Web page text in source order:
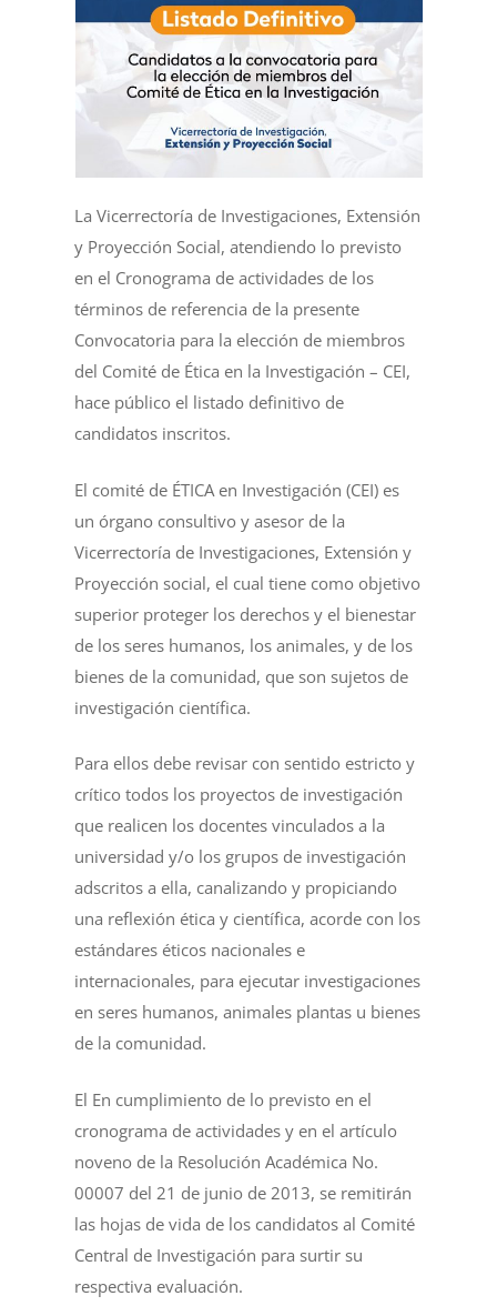
La Vicerrectoría de Investigaciones, Extensión
y Proyección Social, atendiendo lo previsto
en el Cronograma de actividades de los
términos de referencia de la presente
Convocatoria para la elección de miembros
del Comité de Ética en la Investigación – CEI,
hace público el listado definitivo de
candidatos inscritos.
El comité de ÉTICA en Investigación (CEI) es
un órgano consultivo y asesor de la
Vicerrectoría de Investigaciones, Extensión y
Proyección social, el cual tiene como objetivo
superior proteger los derechos y el bienestar
de los seres humanos, los animales, y de los
bienes de la comunidad, que son sujetos de
investigación científica.
Para ellos debe revisar con sentido estricto y
crítico todos los proyectos de investigación
que realicen los docentes vinculados a la
universidad y/o los grupos de investigación
adscritos a ella, canalizando y propiciando
una reflexión ética y científica, acorde con los
estándares éticos nacionales e
internacionales, para ejecutar investigaciones
en seres humanos, animales plantas u bienes
de la comunidad.
El En cumplimiento de lo previsto en el
cronograma de actividades y en el artículo
noveno de la Resolución Académica No.
00007 del 21 de junio de 2013, se remitirán
las hojas de vida de los candidatos al Comité
Central de Investigación para surtir su
respectiva evaluación.